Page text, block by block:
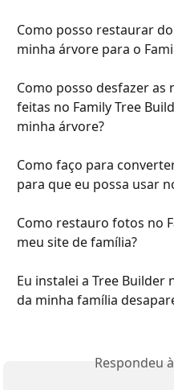
Como posso restaurar
minha árvore para o
Como posso desfazer as
feitas no Family Tree
minha árvore?
Como faço para
para que eu possa usar
Como restauro fotos no
meu site de família?
Eu instalei a Tree Builder
da minha família
Respondeu